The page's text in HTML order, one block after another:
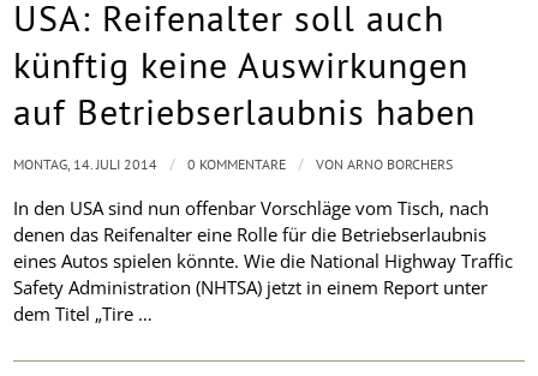
USA: Reifenalter soll auch
künftig keine Auswirkungen
auf Betriebserlaubnis haben
In den USA sind nun offenbar Vorschläge vom Tisch, nach
denen das Reifenalter eine Rolle für die Betriebserlaubnis
eines Autos spielen könnte. Wie die National Highway Traffic
Safety Administration (NHTSA) jetzt in einem Report unter
dem Titel „Tire …
MONTAG, 14. JULI 2014 / 0 KOMMENTARE / VONARNO BORCHERS